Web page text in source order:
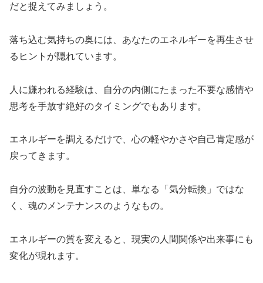
だと捉えてみましょう。
落ち込む気持ちの奥には、あなたのエネルギーを再生させ
るヒントが隠れています。
人に嫌われる経験は、自分の内側にたまった不要な感情や
思考を手放す絶好のタイミングでもあります。
エネルギーを調えるだけで、心の軽やかさや自己肯定感が
戻ってきます。
自分の波動を見直すことは、単なる「気分転換」ではな
く、魂のメンテナンスのようなもの。
エネルギーの質を変えると、現実の人間関係や出来事にも
変化が現れます。